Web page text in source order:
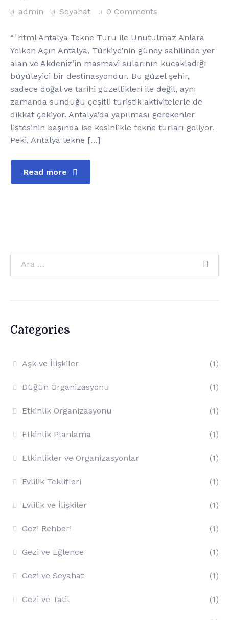
admin Seyahat 0 Comments
“`html Antalya Tekne Turu ile Unutulmaz Anlara
Yelken Açın Antalya, Türkiye’nin güney sahilinde yer
alan ve Akdeniz’in masmavi sularının kucakladığı
büyüleyici bir destinasyondur. Bu güzel şehir,
sadece doğal ve tarihi güzellikleri ile değil, aynı
zamanda sunduğu çeşitli turistik aktivitelerle de
dikkat çekiyor. Antalya’da yapılması gerekenler
listesinin başında ise kesinlikle tekne turları geliyor.
Peki, Antalya tekne […]
Read more
Categories
Aşk ve İlişkiler (1)
Düğün Organizasyonu (1)
Etkinlik Organizasyonu (1)
Etkinlik Planlama (1)
Etkinlikler ve Organizasyonlar (1)
Evlilik Teklifleri (1)
Evlilik ve İlişkiler (1)
Gezi Rehberi (1)
Gezi ve Eğlence (1)
Gezi ve Seyahat (1)
Gezi ve Tatil (1)